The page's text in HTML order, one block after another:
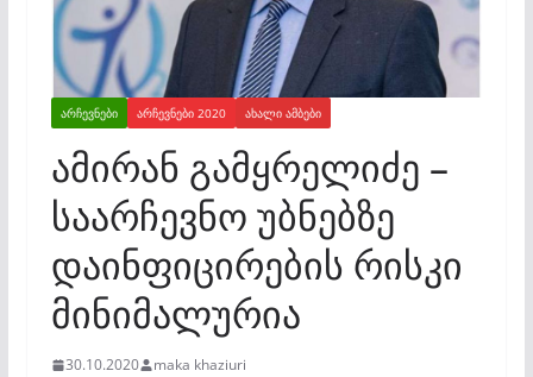
ᲐᲠᲩᲔᲕᲜᲔᲑᲘ ᲐᲠᲩᲔᲕᲜᲔᲑᲘ 2020 ᲐᲮᲐᲚᲘ ᲐᲛᲑᲔᲑᲘ
ამირან გამყრელიძე –
საარჩევნო უბნებზე
დაინფიცირების რისკი
მინიმალურია
30.10.2020 maka khaziuri